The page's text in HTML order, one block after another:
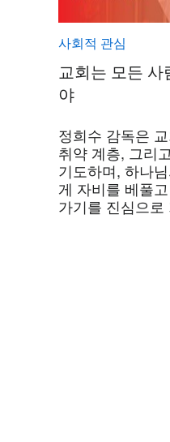
사회적 관심
교회는 모든 사
야
정희수 감독은
취약 계층, 그리
기도하며, 하나
게 자비를 베풀
가기를 진심으로